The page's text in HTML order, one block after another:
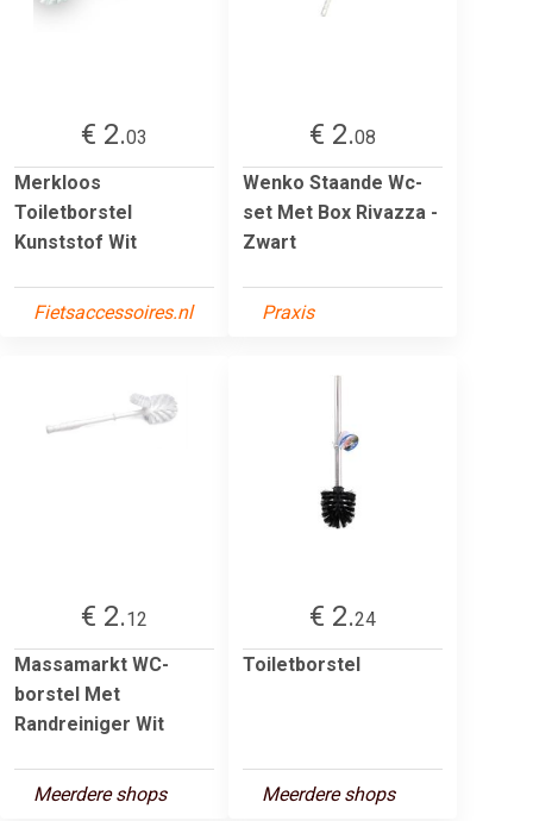
€ 2.03
Merkloos
Toiletborstel
Kunststof Wit
Fietsaccessoires.nl
€ 2.08
Wenko Staande Wc-
set Met Box Rivazza -
Zwart
Praxis
€ 2.12
Massamarkt WC-
borstel Met
Randreiniger Wit
Meerdere shops
€ 2.24
Toiletborstel
Meerdere shops